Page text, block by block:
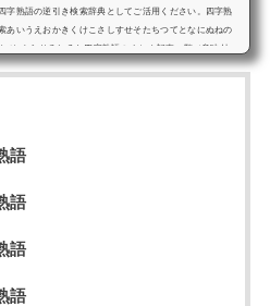
字熟語の逆引き検索辞典としてご活用ください。四字熟
あいうえおかきくけこさしすせそたちつてとなにぬねの
ゆ よらりるれろわ四字熟語のまとめ記事一覧（意味付
ったらコレ！四字熟語を学習する為のまとめ記事四字熟
語
語
語
語